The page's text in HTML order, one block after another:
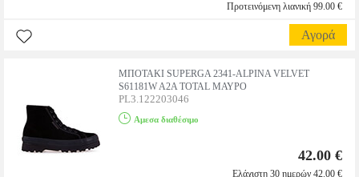
Προτεινόμενη λιανική 99.00 €
Αγορά
ΜΠΟΤΑΚΙ SUPERGA 2341-ALPINA VELVET
S61181W A2A TOTAL ΜΑΥΡΟ
PL3.122203046
Αμεσα διαθέσιμο
42.00 €
Ελάχιστη 30 ημερών 42.00 €